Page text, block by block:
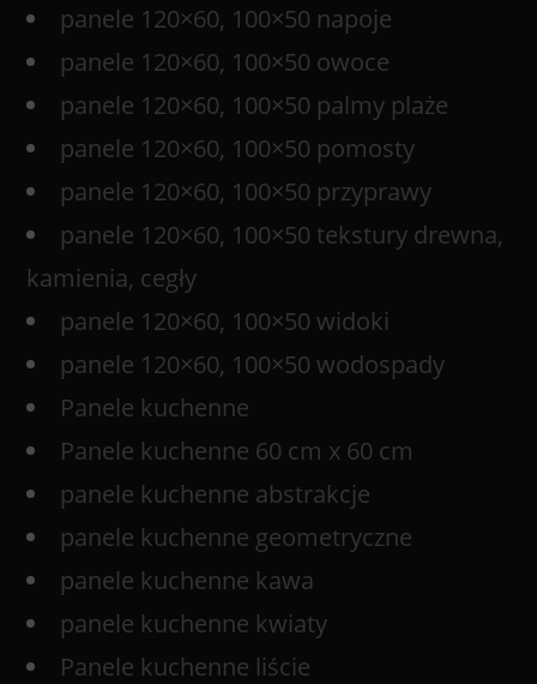
panele 120×60, 100×50 napoje
panele 120×60, 100×50 owoce
panele 120×60, 100×50 palmy plaże
panele 120×60, 100×50 pomosty
panele 120×60, 100×50 przyprawy
panele 120×60, 100×50 tekstury drewna,
kamienia, cegły
panele 120×60, 100×50 widoki
panele 120×60, 100×50 wodospady
Panele kuchenne
Panele kuchenne 60 cm x 60 cm
panele kuchenne abstrakcje
panele kuchenne geometryczne
panele kuchenne kawa
panele kuchenne kwiaty
Panele kuchenne liście